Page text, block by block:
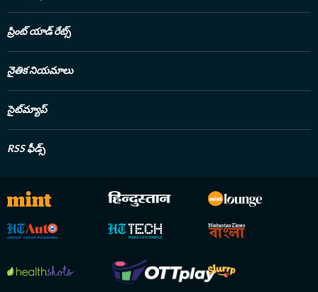
ప్రింట్ యాడ్ రేట్స్
నైతిక నియమాలు
సైట్‌మ్యాప్
RSS ఫీడ్స్